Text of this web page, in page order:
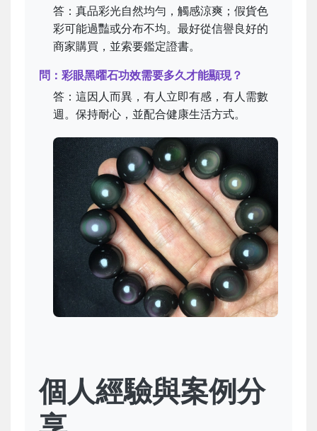
答：真品彩光自然均勻，觸感涼爽；假貨色
彩可能過豔或分布不均。最好從信譽良好的
商家購買，並索要鑑定證書。
問：彩眼黑曜石功效需要多久才能顯現？
答：這因人而異，有人立即有感，有人需數
週。保持耐心，並配合健康生活方式。
個人經驗與案例分